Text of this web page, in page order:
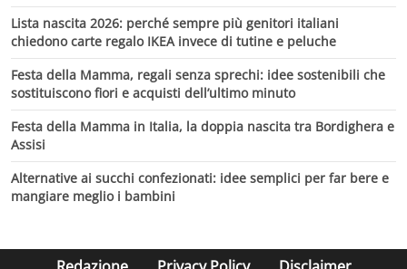
Lista nascita 2026: perché sempre più genitori italiani
chiedono carte regalo IKEA invece di tutine e peluche
Festa della Mamma, regali senza sprechi: idee sostenibili che
sostituiscono fiori e acquisti dell’ultimo minuto
Festa della Mamma in Italia, la doppia nascita tra Bordighera e
Assisi
Alternative ai succhi confezionati: idee semplici per far bere e
mangiare meglio i bambini